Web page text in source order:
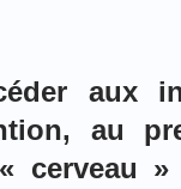
aux
au
cerveau